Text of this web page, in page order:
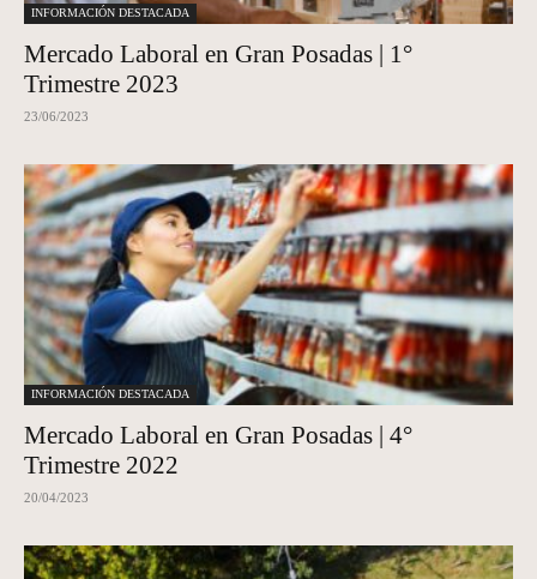
INFORMACIÓN DESTACADA
Mercado Laboral en Gran Posadas | 1°
Trimestre 2023
23/06/2023
INFORMACIÓN DESTACADA
Mercado Laboral en Gran Posadas | 4°
Trimestre 2022
20/04/2023